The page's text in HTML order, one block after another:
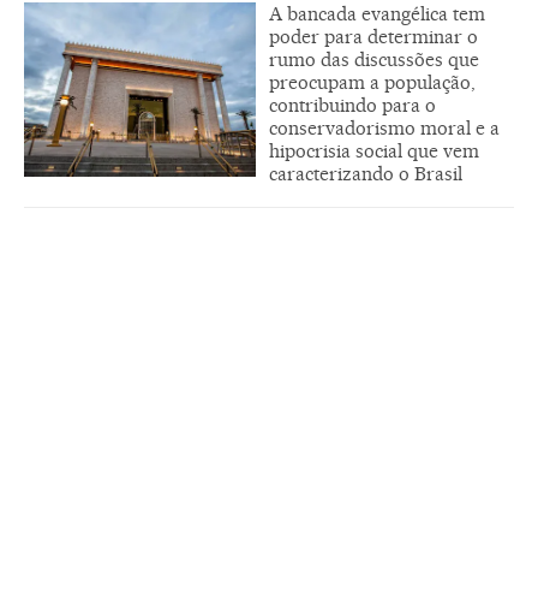
A bancada evangélica tem
poder para determinar o
rumo das discussões que
preocupam a população,
contribuindo para o
conservadorismo moral e a
hipocrisia social que vem
caracterizando o Brasil